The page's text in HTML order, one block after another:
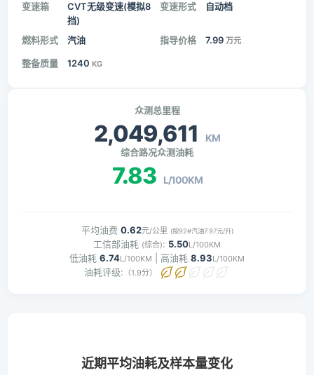
变速箱
CVT无级变速(模拟8
挡)
变速形式 自动档
燃料形式 汽油 指导价格 7.99 万元
整备质量 1240 KG
众测总里程
2,049,611 KM
综合路况众测油耗
7.83 L/100KM
平均油费 0.62元/公里 (按92#汽油7.97元/升)
工信部油耗 (综合): 5.50L/100KM
低油耗 6.74L/100KM | 高油耗 8.93L/100KM
油耗评级: （1.9分）